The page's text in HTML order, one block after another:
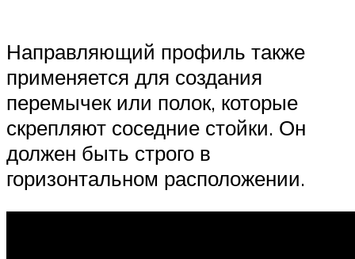
Направляющий профиль также
применяется для создания
перемычек или полок, которые
скрепляют соседние стойки. Он
должен быть строго в
горизонтальном расположении.